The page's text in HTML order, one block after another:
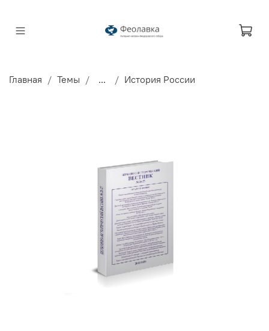
Главная Темы ... История России